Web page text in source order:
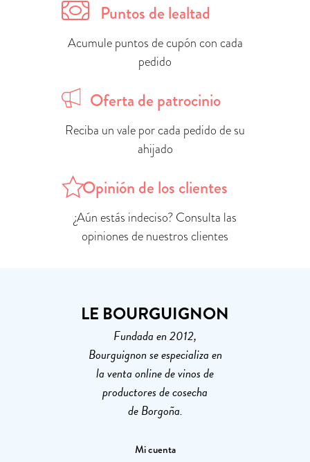
Puntos de lealtad
Acumule puntos de cupón con cada
pedido
Oferta de patrocinio
Reciba un vale por cada pedido de su
ahijado
Opinión de los clientes
¿Aún estás indeciso? Consulta las
opiniones de nuestros clientes
LE BOURGUIGNON
Fundada en 2012,
Bourguignon se especializa en
la venta online de vinos de
productores de cosecha
de Borgoña.
Mi cuenta